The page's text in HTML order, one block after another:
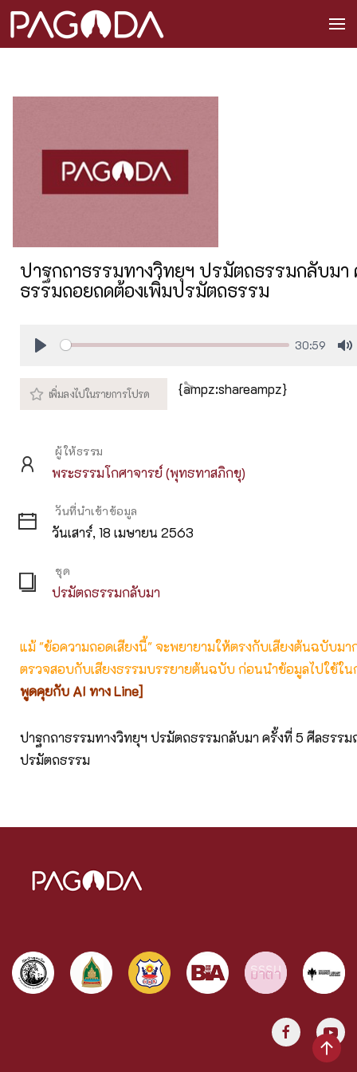
ปาฐกถาธรรมทางวิทยุฯ ปรมัตถธรรมกลับมา
ธรรมถอยถดต้องเพิ่มปรมัตถธรรม
30:59
{ampz:shareampz}
ผู้ให้ธรรม
พระธรรมโกศาจารย์ (พุทธทาสภิกขุ)
วันที่นำเข้าข้อมูล
วันเสาร์, 18 เมษายน 2563
ชุด
ปรมัตถธรรมกลับมา
แม้ "ข้อความถอดเสียงนี้" จะพยายามให้ตรงกับเสียงต้นฉบับม
ตรวจสอบกับเสียงธรรมบรรยายต้นฉบับ ก่อนนำข้อมูลไปใช้ใน
พูดคุยกับ AI ทาง Line]
ปาฐกถาธรรมทางวิทยุฯ ปรมัตถธรรมกลับมา ครั้งที่ 5 ศีลธรรม
ปรมัตถธรรม